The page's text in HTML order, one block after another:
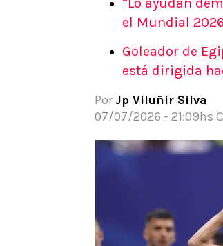
Apuesta del día
el Mundial 2026
Goleador de
está dirigida
Por Jp Viluñir Silva
07/07/2026 - 21:09hs